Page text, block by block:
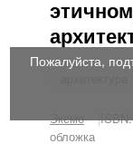
Эксмо
обложка
Пожалуйста,